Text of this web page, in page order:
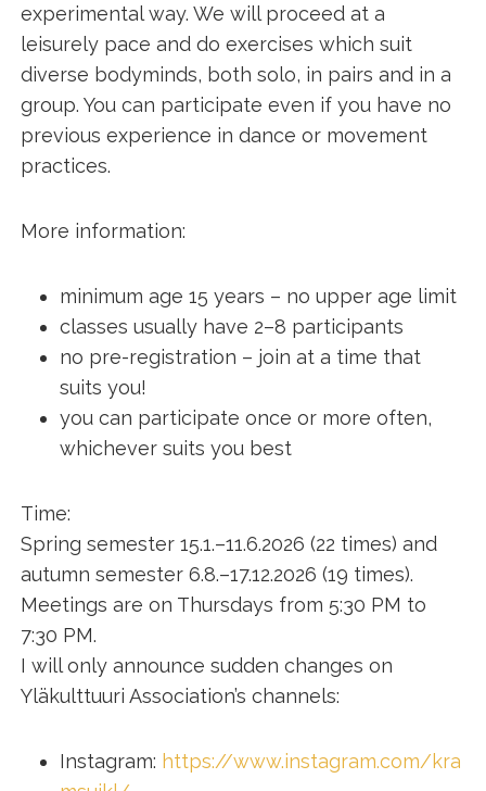
experimental way. We will proceed at a
leisurely pace and do exercises which suit
diverse bodyminds, both solo, in pairs and in a
group. You can participate even if you have no
previous experience in dance or movement
practices.
More information:
minimum age 15 years – no upper age limit
classes usually have 2–8 participants
no pre-registration – join at a time that
suits you!
you can participate once or more often,
whichever suits you best
Time:
Spring semester 15.1.–11.6.2026 (22 times) and
autumn semester 6.8.–17.12.2026 (19 times).
Meetings are on Thursdays from 5:30 PM to
7:30 PM.
I will only announce sudden changes on
Yläkulttuuri Association’s channels:
Instagram: https://www.instagram.com/kra